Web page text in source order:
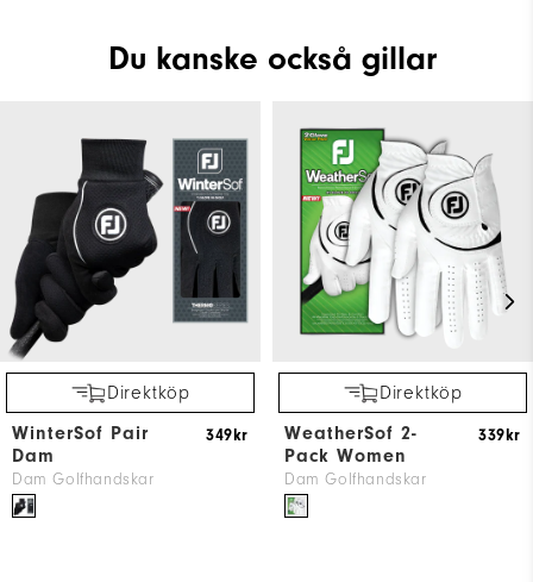
Du kanske också gillar
Direktköp
WinterSof Pair
Dam
Dam Golfhandskar
349kr
Direktköp
WeatherSof 2-
Pack Women
Dam Golfhandskar
339kr